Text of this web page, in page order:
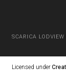
SCARICA
Licensed under